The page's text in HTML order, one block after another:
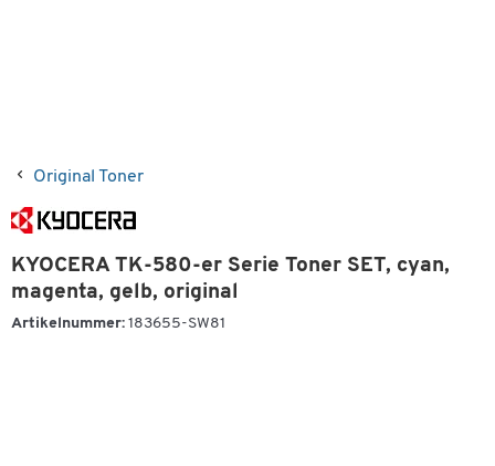
Original Toner
KYOCERA TK-580-er Serie Toner SET, cyan,
magenta, gelb, original
Artikelnummer: 183655-SW81